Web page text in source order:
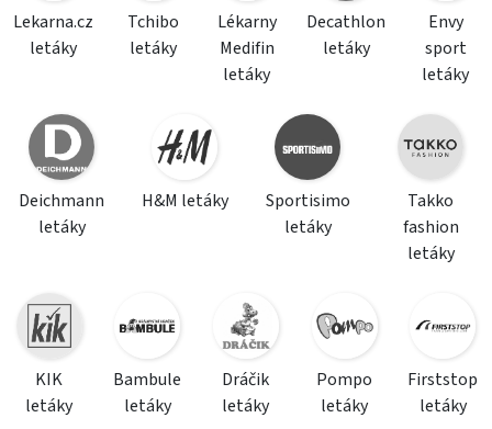
Lekarna.cz
letáky
Tchibo
letáky
Lékarny
Medifin
letáky
Decathlon
letáky
Envy
sport
letáky
Deichmann
letáky
H&M letáky
Sportisimo
letáky
Takko
fashion
letáky
KIK
letáky
Bambule
letáky
Dráčik
letáky
Pompo
letáky
Firststop
letáky